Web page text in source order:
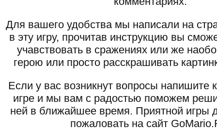
Для вашего удобства мы написали на
в эту игру, прочитав инструкцию вы
учавствовать в сражениях или же
герою или просто расскрашивать
Если у вас возникнут вопросы напишите
игре и мы вам с радостью поможем
ней в ближайшее время. Приятной игры
пожаловать на сайт